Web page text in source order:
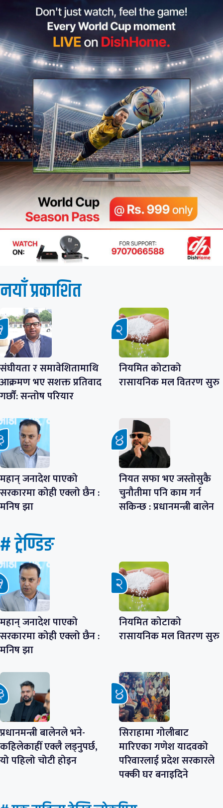
नयाँ प्रकाशित
संघीयता र समावेशितामाथि
आक्रमण भए सशक्त प्रतिवाद
गर्छौं: सन्तोष परियार
नियमित कोटाको
रासायनिक मल वितरण सुरु
महान् जनादेश पाएको
सरकारमा कोही एक्लो छैन :
मनिष झा
नियत सफा भए जस्तोसुकै
चुनौतीमा पनि काम गर्न
सकिन्छ : प्रधानमन्त्री बालेन
# ट्रेण्डिङ
महान् जनादेश पाएको
सरकारमा कोही एक्लो छैन :
मनिष झा
नियमित कोटाको
रासायनिक मल वितरण सुरु
प्रधानमन्त्री बालेनले भने-
कहिलेकाहीँ एक्लै लड्नुपर्छ,
यो पहिलो चोटी होइन
सिराहामा गोलीबाट
मारिएका गणेश यादवको
परिवारलाई प्रदेश सरकारले
पक्की घर बनाइदिने